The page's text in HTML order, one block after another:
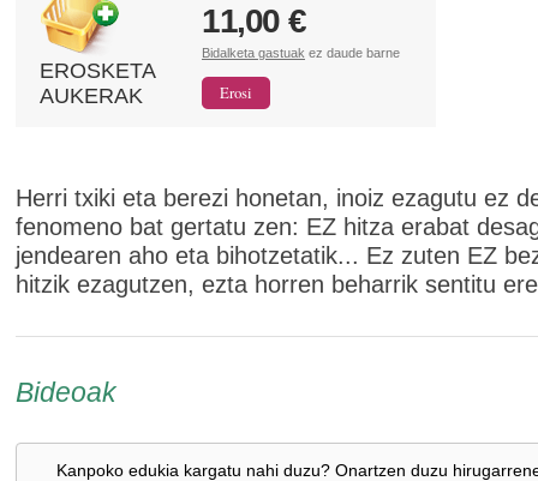
EROSKETA
AUKERAK
11,00 €
Bidalketa gastuak ez daude barne
Herri txiki eta berezi honetan, inoiz ezagutu ez
fenomeno bat gertatu zen: EZ hitza erabat
jendearen aho eta bihotzetatik... Ez zuten EZ
hitzik ezagutzen, ezta horren beharrik sentitu
Bideoak
Kanpoko edukia kargatu nahi duzu? Onartzen duzu